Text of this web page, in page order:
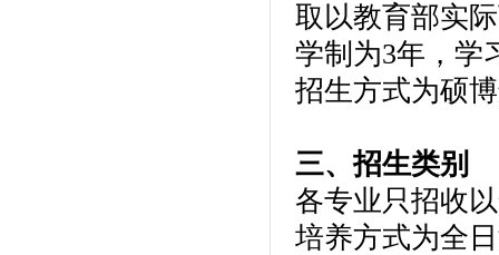
取以教育部实
学制为3年，学
招生方式为硕
三、招生类别
各专业只招收
培养方式为全